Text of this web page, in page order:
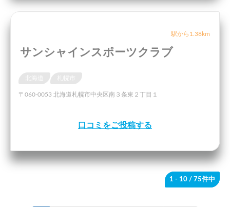
駅から1.38km
サンシャインスポーツクラブ
〒060-0053 北海道札幌市中央区南３条東２丁目１
口コミをご投稿する
1 - 10 / 75件中